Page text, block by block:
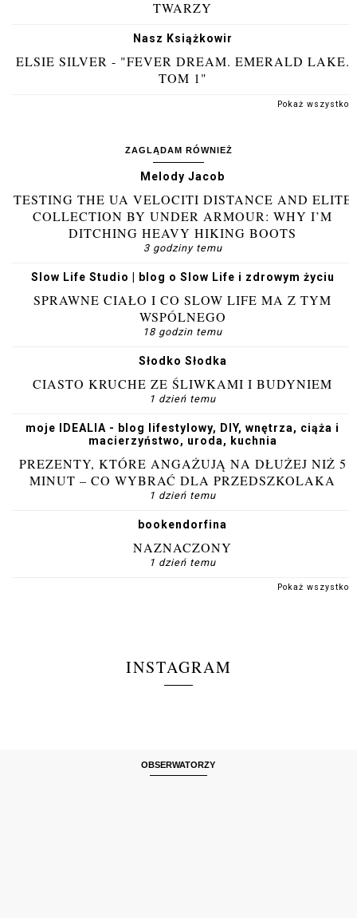
TWARZY
Nasz Książkowir
ELSIE SILVER - "FEVER DREAM. EMERALD LAKE.
TOM 1"
Pokaż wszystko
ZAGLĄDAM RÓWNIEŻ
Melody Jacob
TESTING THE UA VELOCITI DISTANCE AND ELITE
COLLECTION BY UNDER ARMOUR: WHY I’M
DITCHING HEAVY HIKING BOOTS
3 godziny temu
Slow Life Studio | blog o Slow Life i zdrowym życiu
SPRAWNE CIAŁO I CO SLOW LIFE MA Z TYM
WSPÓLNEGO
18 godzin temu
Słodko Słodka
CIASTO KRUCHE ZE ŚLIWKAMI I BUDYNIEM
1 dzień temu
moje IDEALIA - blog lifestylowy, DIY, wnętrza, ciąża i
macierzyństwo, uroda, kuchnia
PREZENTY, KTÓRE ANGAŻUJĄ NA DŁUŻEJ NIŻ 5
MINUT – CO WYBRAĆ DLA PRZEDSZKOLAKA
1 dzień temu
bookendorfina
NAZNACZONY
1 dzień temu
Pokaż wszystko
INSTAGRAM
OBSERWATORZY